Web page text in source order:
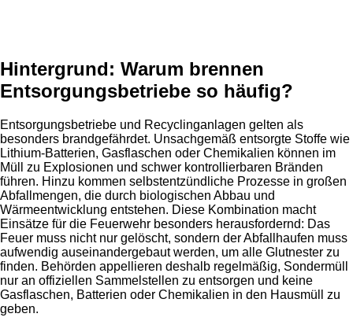
Hintergrund: Warum brennen
Entsorgungsbetriebe so häufig?
Entsorgungsbetriebe und Recyclinganlagen gelten als
besonders brandgefährdet. Unsachgemäß entsorgte Stoffe wie
Lithium-Batterien, Gasflaschen oder Chemikalien können im
Müll zu Explosionen und schwer kontrollierbaren Bränden
führen. Hinzu kommen selbstentzündliche Prozesse in großen
Abfallmengen, die durch biologischen Abbau und
Wärmeentwicklung entstehen. Diese Kombination macht
Einsätze für die Feuerwehr besonders herausfordernd: Das
Feuer muss nicht nur gelöscht, sondern der Abfallhaufen muss
aufwendig auseinandergebaut werden, um alle Glutnester zu
finden. Behörden appellieren deshalb regelmäßig, Sondermüll
nur an offiziellen Sammelstellen zu entsorgen und keine
Gasflaschen, Batterien oder Chemikalien in den Hausmüll zu
geben.